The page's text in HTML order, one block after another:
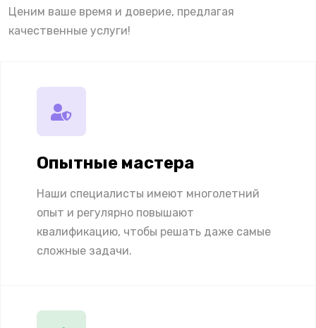
Ценим ваше время и доверие, предлагая
качественные услуги!
Опытные мастера
Наши специалисты имеют многолетний
опыт и регулярно повышают
квалификацию, чтобы решать даже самые
сложные задачи.